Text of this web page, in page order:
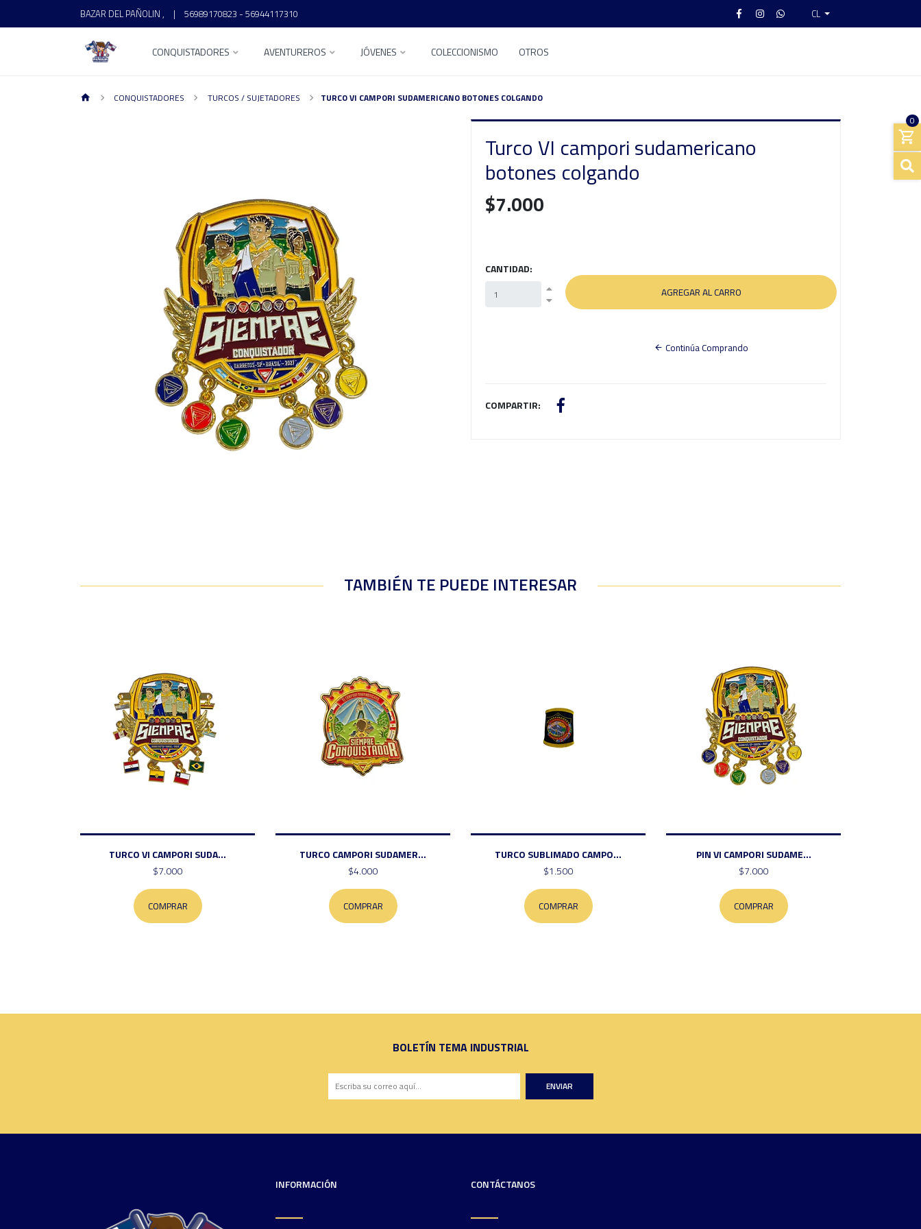
BAZAR DEL PAÑOLIN , | 56989170823 - 56944117310 CL
CONQUISTADORES AVENTUREROS JÓVENES COLECCIONISMO OTROS
0
CONQUISTADORES TURCOS / SUJETADORES TURCO VI CAMPORI SUDAMERICANO BOTONES COLGANDO
Turco VI campori sudamericano
botones colgando
$7.000
CANTIDAD:
Continúa Comprando
COMPARTIR:
TAMBIÉN TE PUEDE INTERESAR
TURCO VI CAMPORI SUDA...
$7.000
COMPRAR
TURCO CAMPORI SUDAMER...
$4.000
COMPRAR
TURCO SUBLIMADO CAMPO...
$1.500
COMPRAR
PIN VI CAMPORI SUDAME...
$7.000
COMPRAR
BOLETÍN TEMA INDUSTRIAL
ENVIAR
INFORMACIÓN CONTÁCTANOS